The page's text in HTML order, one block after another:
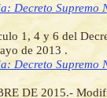
Decreto Supremo
1, 4 y 6 del
de 2013 .
Decreto Supremo
DE 2015.-